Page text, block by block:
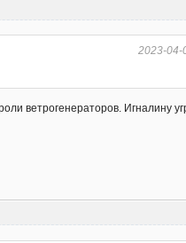
2023-04-
ветрогенераторов. Игналину